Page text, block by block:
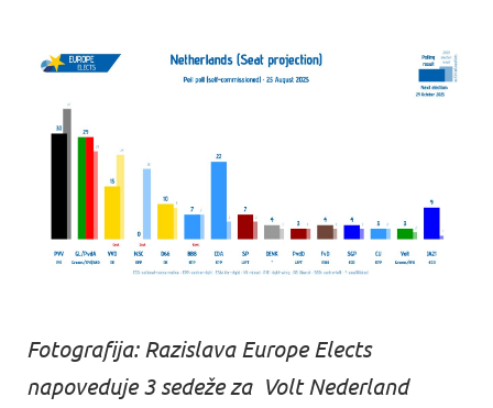
Fotografija: Razislava Europe Elects
napoveduje 3 sedeže za Volt Nederland